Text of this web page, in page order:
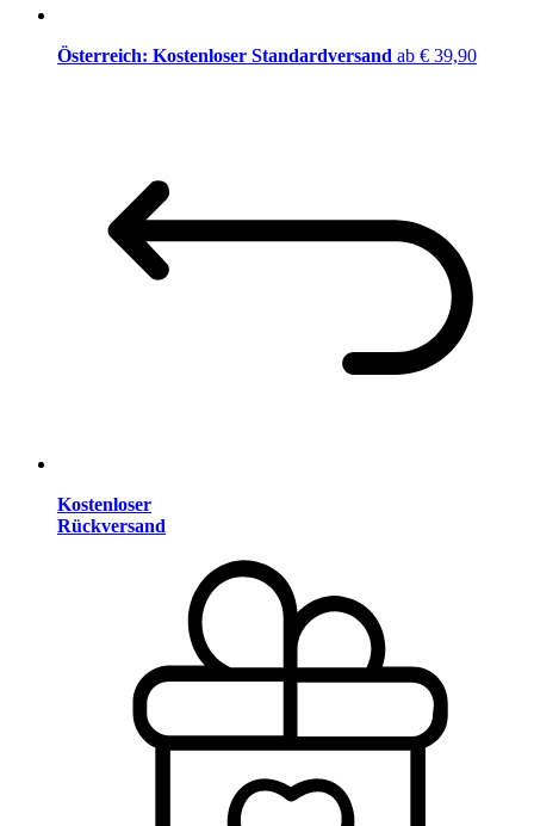
Österreich: Kostenloser Standardversand ab € 39,90
Kostenloser
Rückversand